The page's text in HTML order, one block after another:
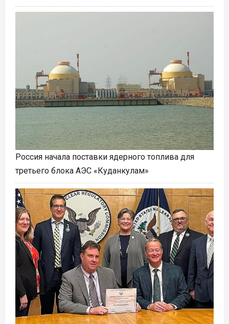
Россия начала поставки ядерного топлива для
третьего блока АЭС «Куданкулам»